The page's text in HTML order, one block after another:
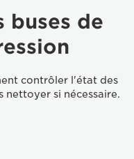
buses de
contrôler l'état des
nettoyer si nécessaire.